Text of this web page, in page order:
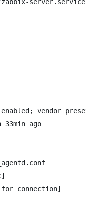
vendor preset:
33min ago
connection]